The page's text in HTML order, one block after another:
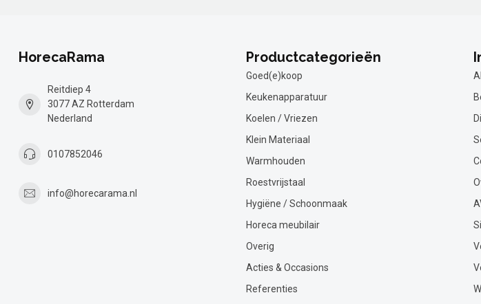
HorecaRama
Reitdiep 4
3077 AZ Rotterdam
Nederland
0107852046
info@horecarama.nl
Productcategorieën
Goed(e)koop
Keukenapparatuur
Koelen / Vriezen
Klein Materiaal
Warmhouden
Roestvrijstaal
Hygiëne / Schoonmaak
Horeca meubilair
Overig
Acties & Occasions
Referenties